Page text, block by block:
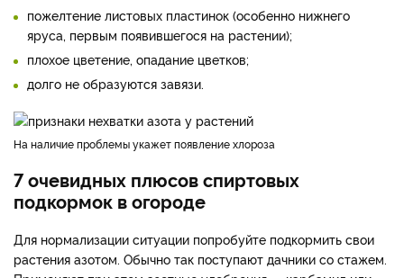
пожелтение листовых пластинок (особенно нижнего
яруса, первым появившегося на растении);
плохое цветение, опадание цветков;
долго не образуются завязи.
На наличие проблемы укажет появление хлороза
7 очевидных плюсов спиртовых
подкормок в огороде
Для нормализации ситуации попробуйте подкормить свои
растения азотом. Обычно так поступают дачники со стажем.